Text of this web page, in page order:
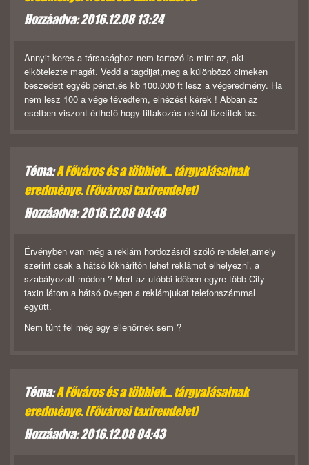
Hozzáadva: 2016.12.08 13:24
Annyit keres a társasághoz nem tartozó is mint az, aki
elkötelezte magát. Vedd a tagdijat,meg a különbözö cimeken
beszedett egyéb pénzt,és kb 100.000 ft lesz a végeredmény. Ha
nem lesz 100 a vége tévedtem, elnézést kérek ! Abban az
esetben viszont érthető hogy tiltakozás nélkül fizetitek be.
Téma:A Főváros és a többiek... tárgyalásainak
eredménye. (Fővárosi taxirendelet)
Hozzáadva: 2016.12.08 04:48
Érvényben van még a reklám hordozásról szóló rendelet,amely
szerint csak a hátsó lökháritón lehet reklámot elhelyezni, a
szabályozott módon ? Mert az utóbbi időben egyre több City
taxin látom a hátsó üvegen a reklámjukat telefonszámmal
együtt.
Nem tünt fel még egy ellenőrnek sem ?
Téma:A Főváros és a többiek... tárgyalásainak
eredménye. (Fővárosi taxirendelet)
Hozzáadva: 2016.12.08 04:43